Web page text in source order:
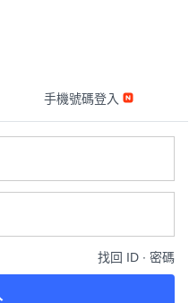
手機號碼登入
找回 ID ∙ 密碼